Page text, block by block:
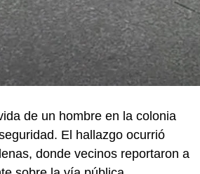
de un hombre en la colonia
El hallazgo ocurrió
donde vecinos reportaron a